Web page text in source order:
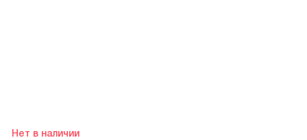
Нет в наличии